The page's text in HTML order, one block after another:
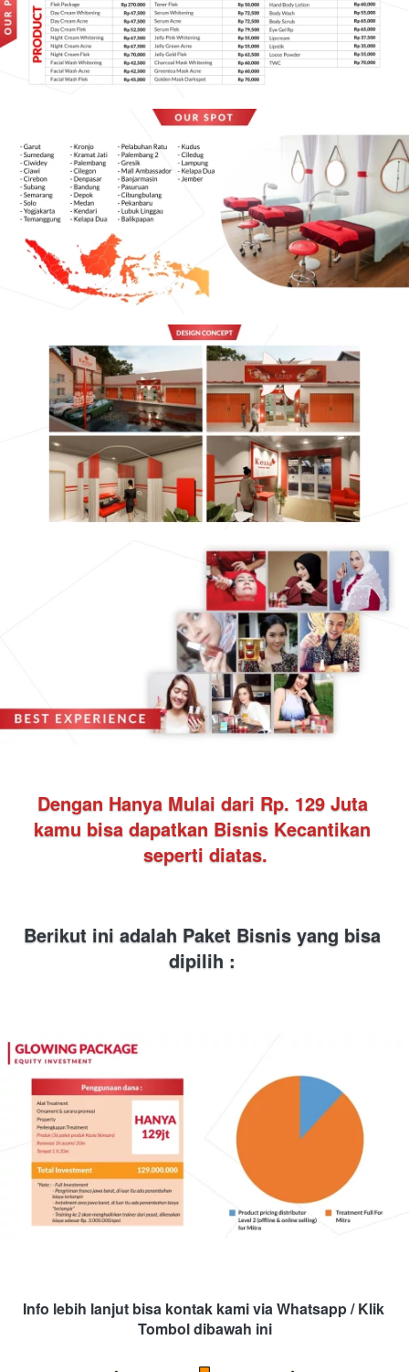
Dengan Hanya Mulai dari Rp. 129 Juta
kamu bisa dapatkan Bisnis Kecantikan
seperti diatas.
Berikut ini adalah Paket Bisnis yang bisa
dipilih :
Info lebih lanjut bisa kontak kami via Whatsapp / Klik
Tombol dibawah ini